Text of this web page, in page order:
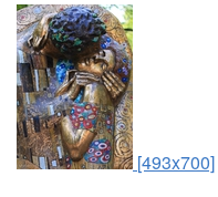
[493x700]